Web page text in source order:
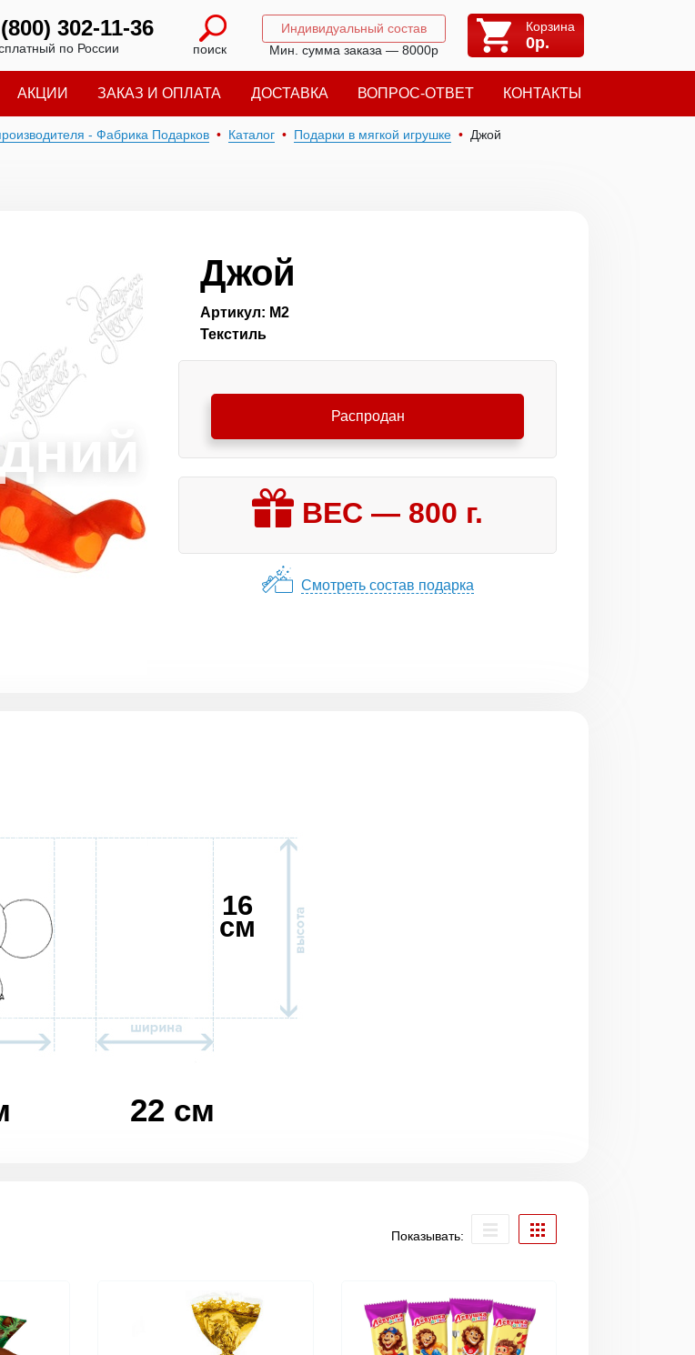
302-11-36
по России поиск
Индивидуальный состав
Мин. сумма заказа — 8000р
Корзина
0р.
АКЦИИ ЗАКАЗ И ОПЛАТА ДОСТАВКА ВОПРОС-ОТВЕТ КОНТАКТЫ
- Фабрика Подарков Каталог Подарки в мягкой игрушке Джой
Джой
Артикул: М2
Текстиль
Распродан
ВЕС — 800 г.
Смотреть состав подарка
22 см
16
см
Показывать: